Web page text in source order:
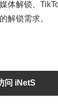
体解锁、
解锁需求。
问 iNetS